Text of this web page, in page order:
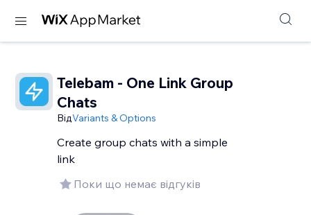
Telebam - One Link Group
Chats
ВідVariants & Options
Create group chats with a simple
link
Поки що немає відгуків